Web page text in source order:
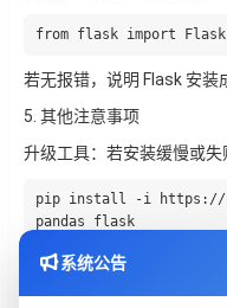
from flask import Flask
若无报错，说明 Flask 安装
5. 其他注意事项
升级工具：若安装缓慢或失
pip install -i https://
pandas flask
检查 pip 版本：确保 是
系统公告